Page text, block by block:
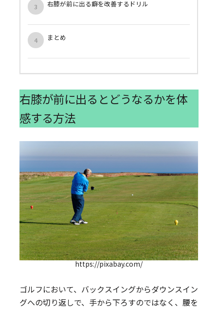
右膝が前に出る癖を改善するドリル
まとめ
右膝が前に出るとどうなるかを体
感する方法
https://pixabay.com/
ゴルフにおいて、バックスイングからダウンスイン
グへの切り返しで、手から下ろすのではなく、腰を